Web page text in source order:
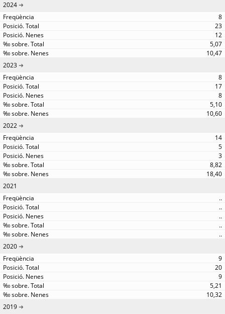
2024
8
23
12
5,07
10,47
2023
8
17
8
5,10
10,60
2022
14
5
3
8,82
18,40
2021
..
..
..
..
..
2020
9
20
9
5,21
10,32
2019